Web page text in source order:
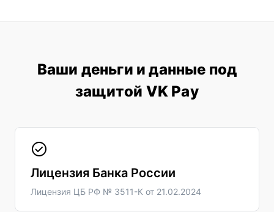
Ваши деньги и данные под
защитой VK Pay
Лицензия Банка России
Лицензия ЦБ РФ № 3511-К от 21.02.2024